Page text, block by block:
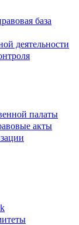
база
деятельности
палаты
акты